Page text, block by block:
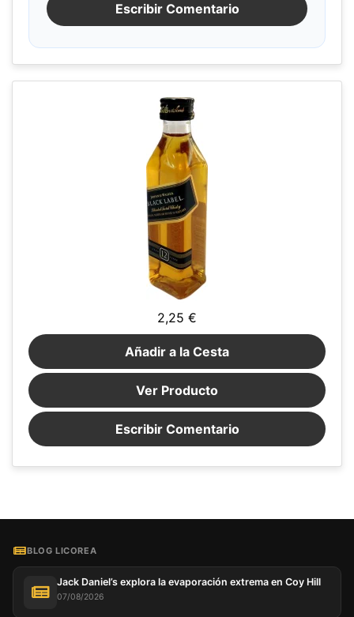
Escribir Comentario
2,25 €
Añadir a la Cesta
Ver Producto
Escribir Comentario
BLOG LICOREA
Jack Daniel’s explora la evaporación extrema en Coy Hill
07/08/2026